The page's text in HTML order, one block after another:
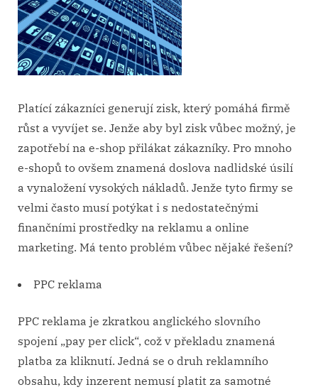
Platící zákazníci generují zisk, který pomáhá firmě
růst a vyvíjet se. Jenže aby byl zisk vůbec možný, je
zapotřebí na e-shop přilákat zákazníky. Pro mnoho
e-shopů to ovšem znamená doslova nadlidské úsilí
a vynaložení vysokých nákladů. Jenže tyto firmy se
velmi často musí potýkat i s nedostatečnými
finančními prostředky na reklamu a online
marketing. Má tento problém vůbec nějaké řešení?
PPC reklama
PPC reklama je zkratkou anglického slovního
spojení „pay per click“, což v překladu znamená
platba za kliknutí. Jedná se o druh reklamního
obsahu, kdy inzerent nemusí platit za samotné